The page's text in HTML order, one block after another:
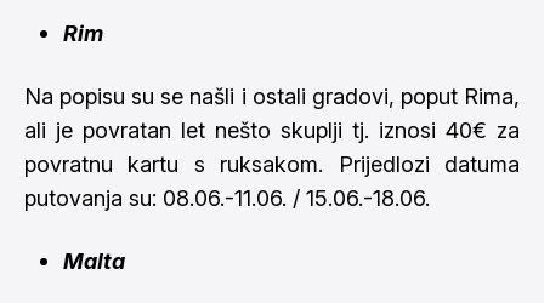
Rim
Na popisu su se našli i ostali gradovi, poput Rima,
ali je povratan let nešto skuplji tj. iznosi 40€ za
povratnu kartu s ruksakom. Prijedlozi datuma
putovanja su: 08.06.-11.06. / 15.06.-18.06.
Malta